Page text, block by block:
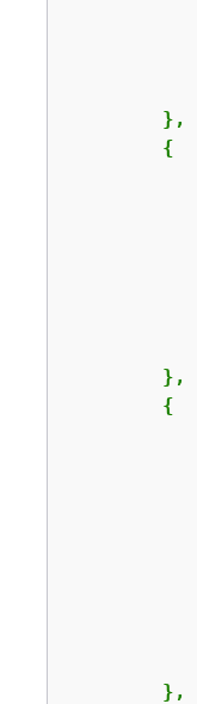
        },
{
        },
{
        },